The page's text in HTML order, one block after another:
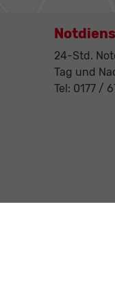
24-Std.
Tag und
Tel: 0177 /